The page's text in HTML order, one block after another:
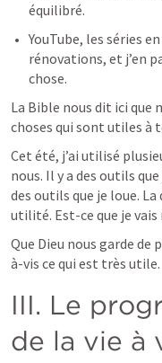
équilibré.
YouTube, les séries
rénovations, et j’en
chose.
La Bible nous dit ici que
choses qui sont utiles à
Cet été, j’ai utilisé
nous. Il y a des outils
des outils que je loue.
utilité. Est-ce que je vais
Que Dieu nous garde de
à-vis ce qui est très utile.
III. Le
de la vie à